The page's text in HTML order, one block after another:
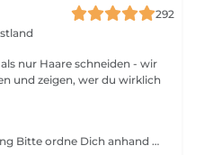
292
nur Haare schneiden - wir
und zeigen, wer du wirklich
inklusive waschen+Pflege+Styling Bitte ordne Dich anhand unseres Bildbeispiels in S/M/L ein. Neuschnitt = größere Veränderung in Länge und/oder Form. Inklusive individuelle Beratung Einfache Kinderhaarschnitt fallen unter Haarschnitt S. Männer werden gebeten den Haarschnitt Herren Button zu nutzen, da nicht jeder von uns diese Dienstleistung ausführt und dadurch die richtigen Mitarbeitenden zur Auswahl angezeigt werden :)